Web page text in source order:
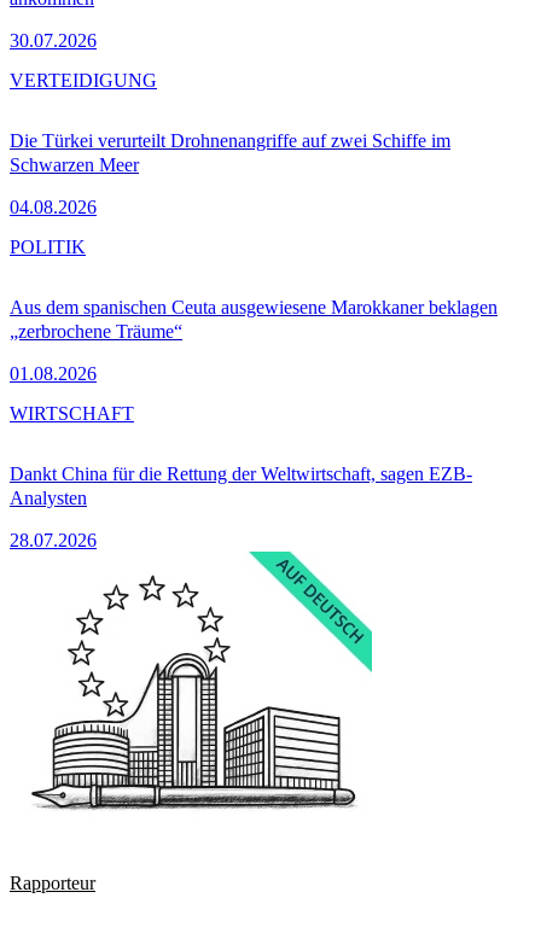
30.07.2026
Die Türkei verurteilt Drohnenangriffe auf zwei Schiffe im
Schwarzen Meer
04.08.2026
VERTEIDIGUNG
Aus dem spanischen Ceuta ausgewiesene Marokkaner beklagen
„zerbrochene Träume“
01.08.2026
POLITIK
Dankt China für die Rettung der Weltwirtschaft, sagen EZB-
Analysten
28.07.2026
WIRTSCHAFT
Rapporteur